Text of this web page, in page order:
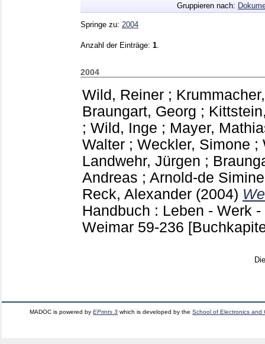
Gruppieren nach:
Springe zu: 2004
Anzahl der Einträge: 1
2004
Wild, Reiner ;
Braungart, Georg ;
; Wild, Inge ; Mayer,
Walter ; Weckler, Simone ;
Landwehr, Jürgen ;
Andreas ; Arnold-de
Reck, Alexander (2004)
Handbuch : Leben - Werk
Weimar 59-236
MADOC is powered byEPrints 3 which is developed by theSchool of Electronics and